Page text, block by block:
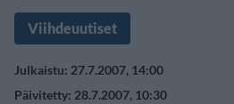
Viihdeuutiset
Julkaistu: 27.7.2007, 14:00
Päivitetty: 28.7.2007, 10:30